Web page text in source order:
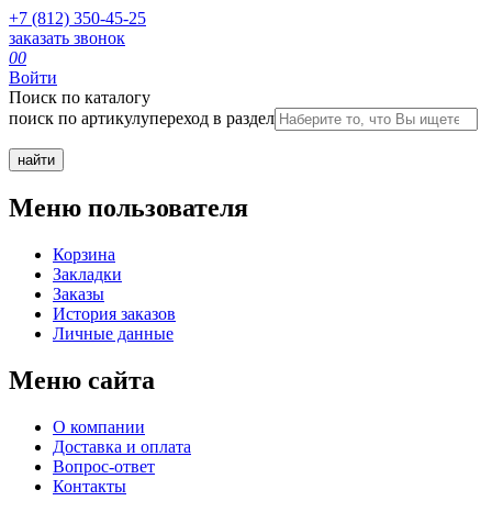
+7 (812) 350-45-25
заказать звонок
00
Войти
Поиск по каталогу
поиск по артикулупереход в раздел
Меню пользователя
Корзина
Закладки
Заказы
История заказов
Личные данные
Меню сайта
О компании
Доставка и оплата
Вопрос-ответ
Контакты